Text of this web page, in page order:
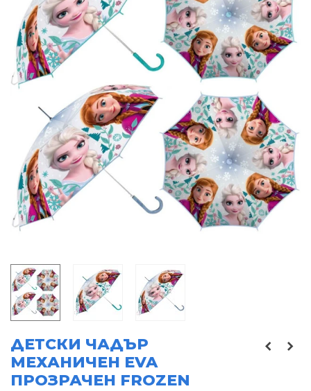
ДЕТСКИ ЧАДЪР
МЕХАНИЧЕН EVA
ПРОЗРАЧЕН FROZEN